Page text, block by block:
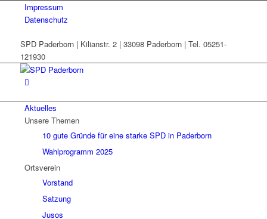
Impressum
Datenschutz
SPD Paderborn | Kilianstr. 2 | 33098 Paderborn | Tel. 05251-
121930
Aktuelles
Unsere Themen
10 gute Gründe für eine starke SPD in Paderborn
Wahlprogramm 2025
Ortsverein
Vorstand
Satzung
Jusos